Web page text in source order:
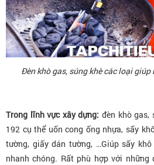
Đèn khò gas, súng khè các loại
Trong lĩnh vực xây dựng: đèn khò gas,
192 cụ thể uốn cong ống nhựa, sấy
tường, giấy dán tường, …Giúp sấy
nhanh chóng. Rất phù hợp với những